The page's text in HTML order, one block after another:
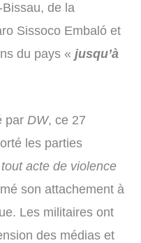
de la
Sissoco Embaló et
du pays « jusqu’à
par DW, ce 27
les parties
acte de violence
son attachement à
Les militaires ont
des médias et